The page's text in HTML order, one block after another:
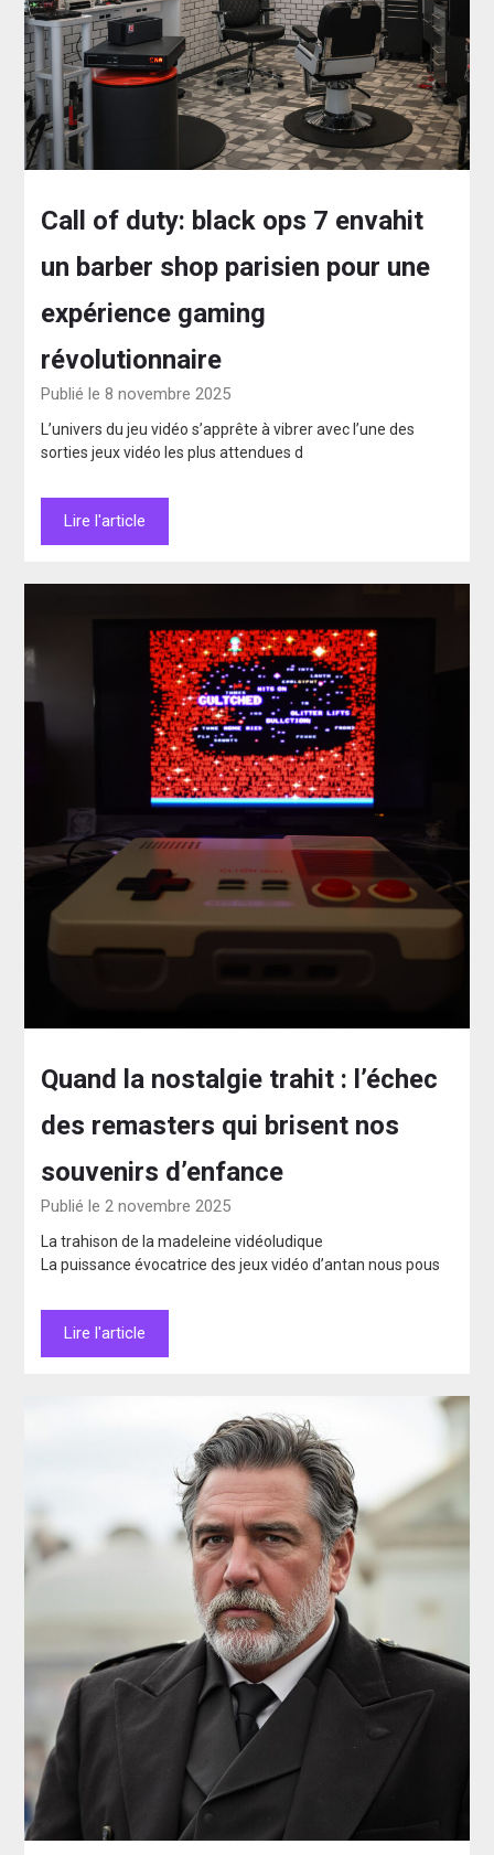
Call of duty: black ops 7 envahit
un barber shop parisien pour une
expérience gaming
révolutionnaire
Publié le 8 novembre 2025
L’univers du jeu vidéo s’apprête à vibrer avec l’une des
sorties jeux vidéo les plus attendues d
Lire l'article
Quand la nostalgie trahit : l’échec
des remasters qui brisent nos
souvenirs d’enfance
Publié le 2 novembre 2025
La trahison de la madeleine vidéoludique
La puissance évocatrice des jeux vidéo d’antan nous pous
Lire l'article